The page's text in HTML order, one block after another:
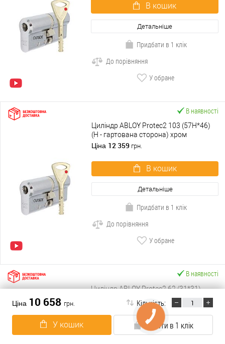
Ціна 10 658 грн. Кількість:
У кошик Купити в 1 клік
В кошик
Детальніше
Придбати в 1 клік
До порівняння
У обране
В наявності
Циліндр ABLOY Protec2 103 (57H*46)
(H - гартована сторона) хром
полірований
Ціна 12 359 грн.
В кошик
Детальніше
Придбати в 1 клік
До порівняння
У обране
В наявності
Циліндр ABLOY Protec2 62 (31*31)
хром полірований
В кошик